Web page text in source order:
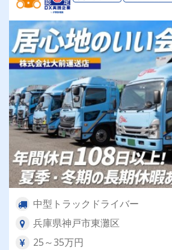
中型トラックドライバー
兵庫県神戸市東灘区
25～35万円